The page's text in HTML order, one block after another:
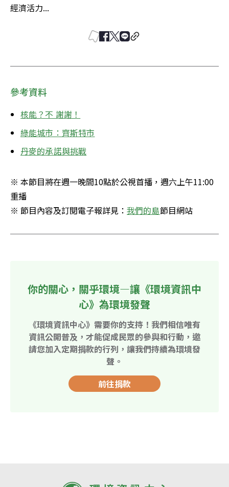
經濟活力...
參考資料
核能？不 謝謝！
綠能城市：齊斯特市
丹麥的承諾與挑戰
※ 本節目將在週一晚間10點於公視首播，週六上午11:00
重播
※ 節目內容及訂閱電子報詳見： 我們的島節目網站
你的關心，關乎環境—讓《環境資訊中
心》為環境發聲
《環境資訊中心》需要你的支持！我們相信唯有
資訊公開普及，才能促成民眾的參與和行動，邀
請您加入定期捐款的行列，讓我們持續為環境發
聲。
前往捐款